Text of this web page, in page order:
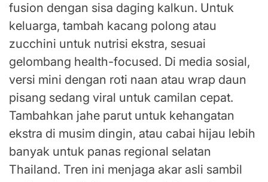
fusion dengan sisa daging kalkun. Untuk
keluarga, tambah kacang polong atau
zucchini untuk nutrisi ekstra, sesuai
gelombang health-focused. Di media sosial,
versi mini dengan roti naan atau wrap daun
pisang sedang viral untuk camilan cepat.
Tambahkan jahe parut untuk kehangatan
ekstra di musim dingin, atau cabai hijau lebih
banyak untuk panas regional selatan
Thailand. Tren ini menjaga akar asli sambil